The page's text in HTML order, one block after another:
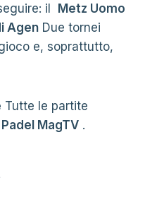
il Metz Uomo
AgenDue tornei
e, soprattutto,
Tutte le partite
Padel MagTV.